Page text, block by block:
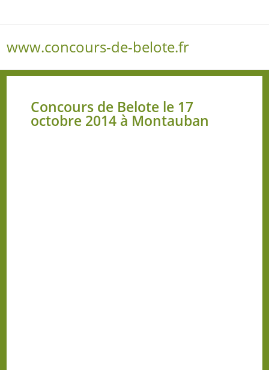
www.concours-de-belote.fr
Concours de Belote le 17
octobre 2014 à Montauban